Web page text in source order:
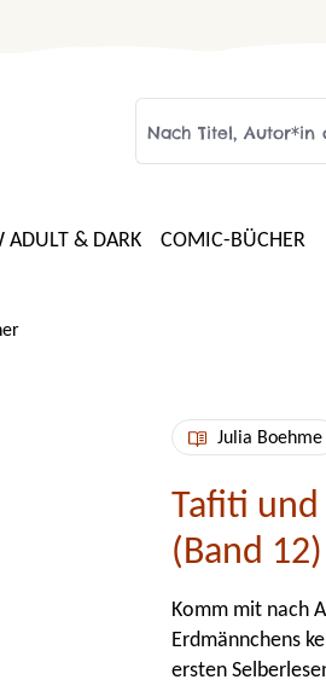
ADULT & DARK COMIC-BÜCHER
Julia Boehme
Tafiti und
(Band 12)
Komm mit nach
Erdmännchens
ersten